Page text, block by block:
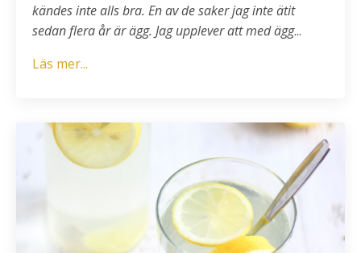
kändes inte alls bra. En av de saker jag inte ätit
sedan flera år är ägg. Jag upplever att med ägg...
Läs mer...